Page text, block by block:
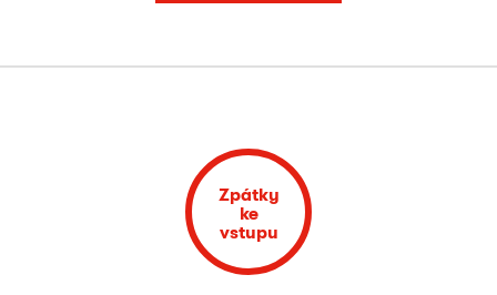
Zpátky
ke
vstupu